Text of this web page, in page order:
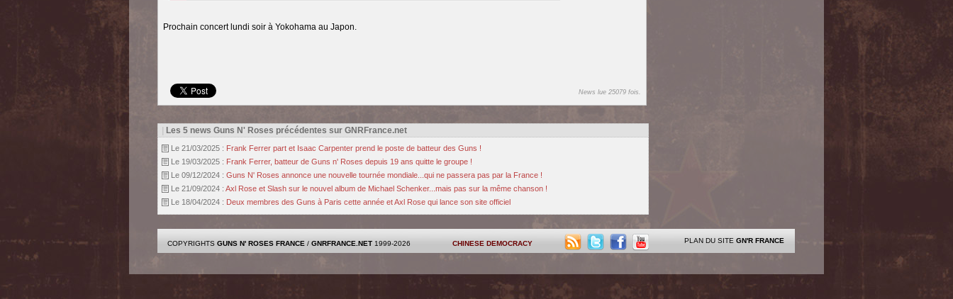
Prochain concert lundi soir à Yokohama au Japon.
News lue 25079 fois.
Les 5 news Guns N' Roses précédentes sur GNRFrance.net
Le 21/03/2025 : Frank Ferrer part et Isaac Carpenter prend le poste de batteur des Guns !
Le 19/03/2025 : Frank Ferrer, batteur de Guns n' Roses depuis 19 ans quitte le groupe !
Le 09/12/2024 : Guns N' Roses annonce une nouvelle tournée mondiale...qui ne passera pas par la France !
Le 21/09/2024 : Axl Rose et Slash sur le nouvel album de Michael Schenker...mais pas sur la même chanson !
Le 18/04/2024 : Deux membres des Guns à Paris cette année et Axl Rose qui lance son site officiel
COPYRIGHTS GUNS N' ROSES FRANCE / GNRFRANCE.NET 1999-2026 CHINESE DEMOCRACY PLAN DU SITE GN'R FRANCE